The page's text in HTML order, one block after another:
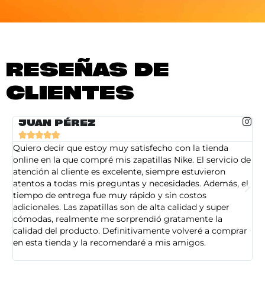
RESEÑAS DE
CLIENTES
JUAN PÉREZ

Quiero decir que estoy muy satisfecho con la tienda
online en la que compré mis zapatillas Nike. El servicio de
atención al cliente es excelente, siempre estuvieron
atentos a todas mis preguntas y necesidades. Además, el
tiempo de entrega fue muy rápido y sin costos
adicionales. Las zapatillas son de alta calidad y super
cómodas, realmente me sorprendió gratamente la
calidad del producto. Definitivamente volveré a comprar
en esta tienda y la recomendaré a mis amigos.